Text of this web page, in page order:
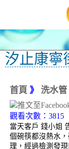
汐止康寧
首頁 》 洗水管
觀看次數：3815
當天客戶 錢小姐
個碗筷都沒熱水
理，經過檢測發